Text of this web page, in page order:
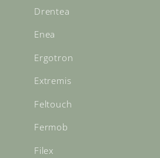
Drentea
Enea
Ergotron
Extremis
Feltouch
Fermob
Filex